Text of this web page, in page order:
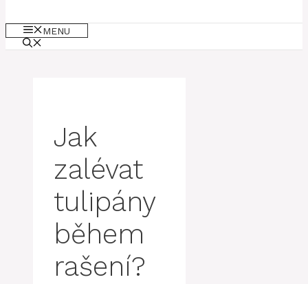
MENU
Jak
zalévat
tulipány
během
rašení?